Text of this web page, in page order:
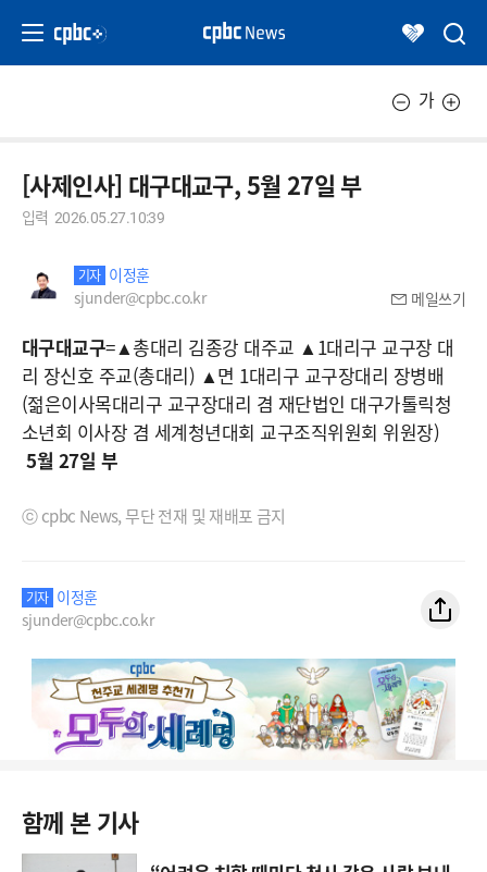
가
[사제인사] 대구대교구, 5월 27일 부
입력 2026.05.27.10:39
기자 이정훈
sjunder@cpbc.co.kr
메일쓰기
대구대교구=▲총대리 김종강 대주교 ▲1대리구 교구장 대
리 장신호 주교(총대리) ▲면 1대리구 교구장대리 장병배
(젊은이사목대리구 교구장대리 겸 재단법인 대구가톨릭청
소년회 이사장 겸 세계청년대회 교구조직위원회 위원장)
5월 27일 부
ⓒ cpbc News, 무단 전재 및 재배포 금지
기자 이정훈
sjunder@cpbc.co.kr
함께 본 기사